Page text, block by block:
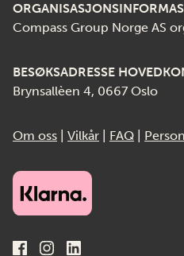
Compass Group Norge AS
BESØKSADRESSE
Brynsallèen 4, 0667 Oslo
Om oss Vilkår FAQ